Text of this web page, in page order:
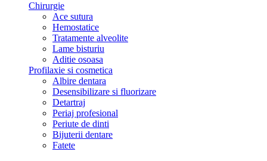
Chirurgie
Ace sutura
Hemostatice
Tratamente alveolite
Lame bisturiu
Aditie osoasa
Profilaxie si cosmetica
Albire dentara
Desensibilizare si fluorizare
Detartraj
Periaj profesional
Periute de dinti
Bijuterii dentare
Fatete